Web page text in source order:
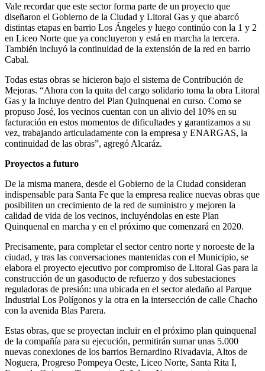
Vale recordar que este sector forma parte de un proyecto que
diseñaron el Gobierno de la Ciudad y Litoral Gas y que abarcó
distintas etapas en barrio Los Ángeles y luego continúo con la 1 y 2
en Liceo Norte que ya concluyeron y está en marcha la tercera.
También incluyó la continuidad de la extensión de la red en barrio
Cabal.
Todas estas obras se hicieron bajo el sistema de Contribución de
Mejoras. “Ahora con la quita del cargo solidario toma la obra Litoral
Gas y la incluye dentro del Plan Quinquenal en curso. Como se
propuso José, los vecinos cuentan con un alivio del 10% en su
facturación en estos momentos de dificultades y garantizamos a su
vez, trabajando articuladamente con la empresa y ENARGAS, la
continuidad de las obras”, agregó Alcaráz.
Proyectos a futuro
De la misma manera, desde el Gobierno de la Ciudad consideran
indispensable para Santa Fe que la empresa realice nuevas obras que
posibiliten un crecimiento de la red de suministro y mejoren la
calidad de vida de los vecinos, incluyéndolas en este Plan
Quinquenal en marcha y en el próximo que comenzará en 2020.
Precisamente, para completar el sector centro norte y noroeste de la
ciudad, y tras las conversaciones mantenidas con el Municipio, se
elabora el proyecto ejecutivo por compromiso de Litoral Gas para la
construcción de un gasoducto de refuerzo y dos subestaciones
reguladoras de presión: una ubicada en el sector aledaño al Parque
Industrial Los Polígonos y la otra en la intersección de calle Chacho
con la avenida Blas Parera.
Estas obras, que se proyectan incluir en el próximo plan quinquenal
de la compañía para su ejecución, permitirán sumar unas 5.000
nuevas conexiones de los barrios Bernardino Rivadavia, Altos de
Noguera, Progreso Pompeya Oeste, Liceo Norte, Santa Rita I,